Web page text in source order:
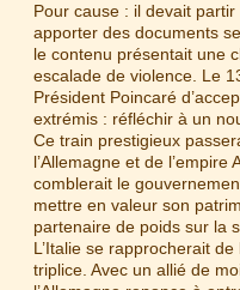
Pour cause : il devait
apporter des documents
le contenu présentait une
escalade de violence. Le
Président Poincaré
extrémis : réfléchir à un
Ce train prestigieux
l’Allemagne et de
comblerait le
mettre en valeur son
partenaire de poids sur la
L’Italie se rapprocherait
triplice. Avec un allié de